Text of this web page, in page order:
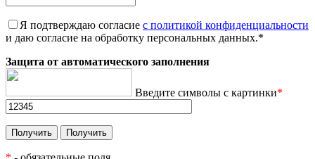
Я подтверждаю согласие с политикой конфиденциальности
и даю согласие на обработку персональных данных.*
Защита от автоматического заполнения
Введите символы с картинки*